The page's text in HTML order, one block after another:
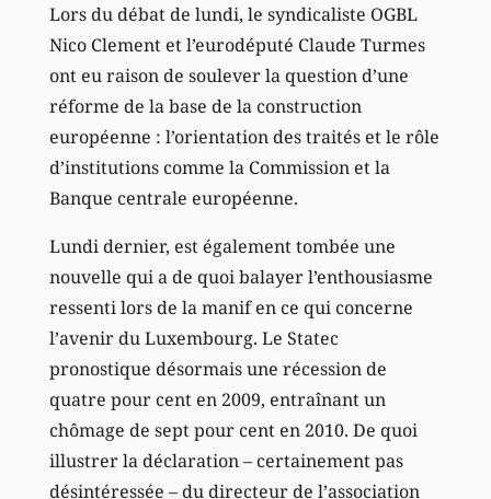
Lors du débat de lundi, le syndicaliste OGBL
Nico Clement et l’eurodéputé Claude Turmes
ont eu raison de soulever la question d’une
réforme de la base de la construction
européenne : l’orientation des traités et le rôle
d’institutions comme la Commission et la
Banque centrale européenne.
Lundi dernier, est également tombée une
nouvelle qui a de quoi balayer l’enthousiasme
ressenti lors de la manif en ce qui concerne
l’avenir du Luxembourg. Le Statec
pronostique désormais une récession de
quatre pour cent en 2009, entraînant un
chômage de sept pour cent en 2010. De quoi
illustrer la déclaration – certainement pas
désintéressée – du directeur de l’association